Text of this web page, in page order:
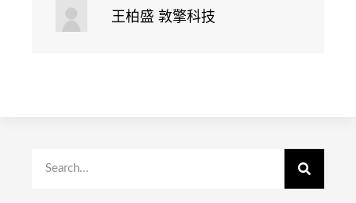
王柏盛 敦擎科技